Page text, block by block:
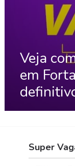
Veja
em
Super